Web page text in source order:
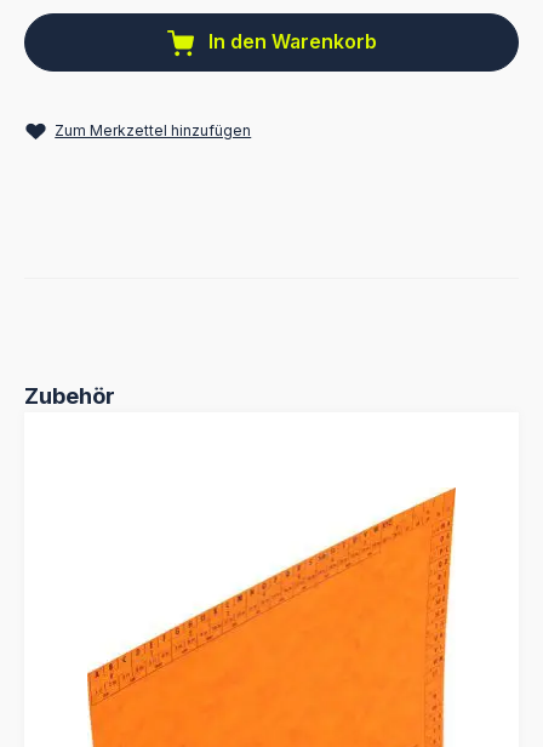
In den Warenkorb
Zum Merkzettel hinzufügen
Produktgalerie überspringen
Zubehör